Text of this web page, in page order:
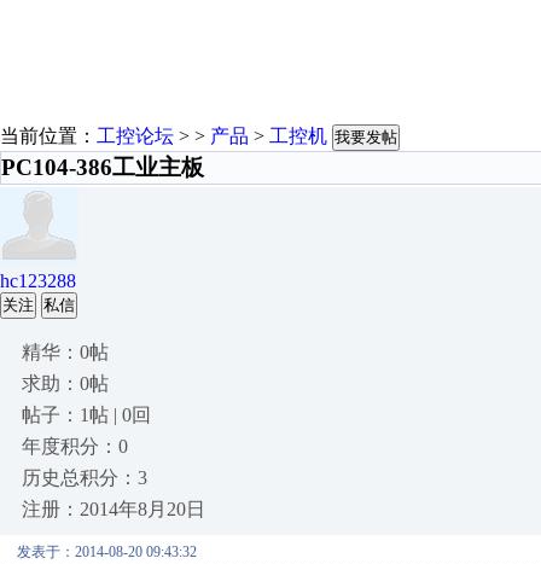
当前位置： 工控论坛 > > 产品 > 工控机 我要发帖
PC104-386工业主板
hc123288
关注 私信
精华：0帖
求助：0帖
帖子：1帖 | 0回
年度积分：0
历史总积分：3
注册：2014年8月20日
发表于：2014-08-20 09:43:32